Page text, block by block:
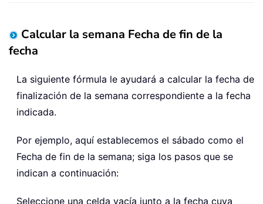
Calcular la semana Fecha de fin de la
fecha
La siguiente fórmula le ayudará a calcular la fecha de
finalización de la semana correspondiente a la fecha
indicada.
Por ejemplo, aquí establecemos el sábado como el
Fecha de fin de la semana; siga los pasos que se
indican a continuación:
Seleccione una celda vacía junto a la fecha cuya